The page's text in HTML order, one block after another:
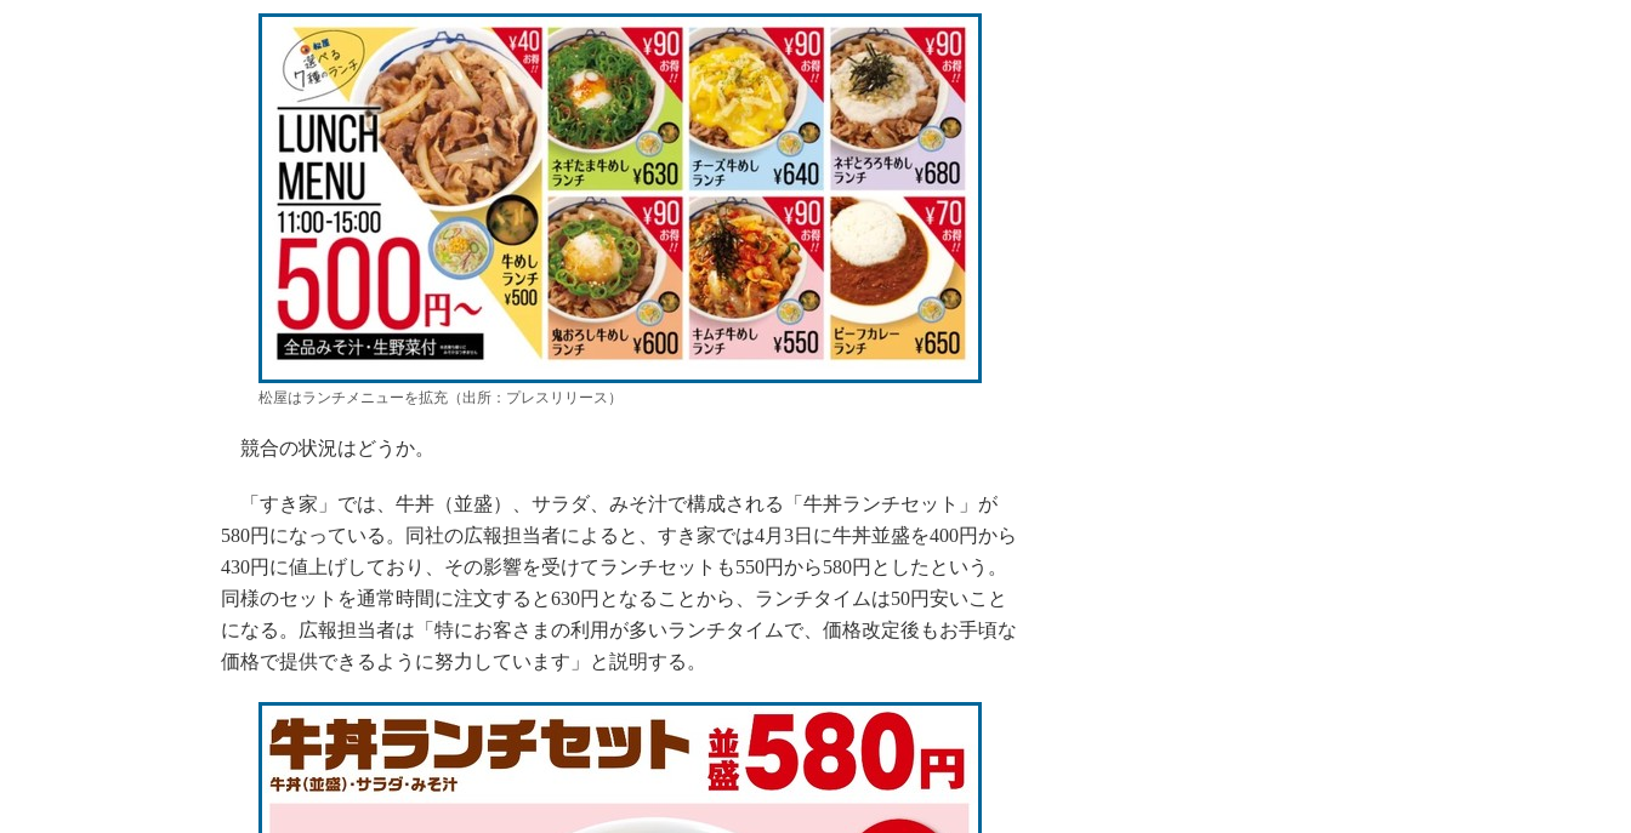
松屋はランチメニューを拡充（出所：プレスリリース）
競合の状況はどうか。
「すき家」では、牛丼（並盛）、サラダ、みそ汁で構成される「牛丼ランチセット」が
580円になっている。同社の広報担当者によると、すき家では4月3日に牛丼並盛を400円から
430円に値上げしており、その影響を受けてランチセットも550円から580円としたという。
同様のセットを通常時間に注文すると630円となることから、ランチタイムは50円安いこと
になる。広報担当者は「特にお客さまの利用が多いランチタイムで、価格改定後もお手頃な
価格で提供できるように努力しています」と説明する。